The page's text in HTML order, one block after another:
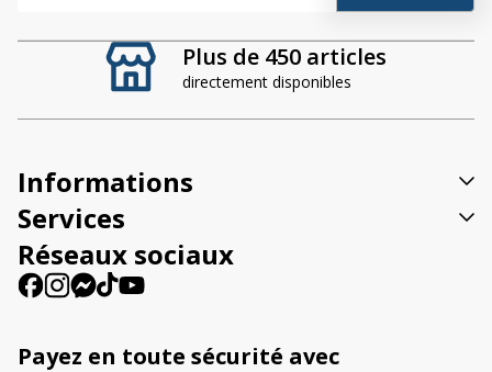
Plus de 450 articles
directement disponibles
t
i
e
:
Informations
Services
Réseaux sociaux
Payez en toute sécurité avec